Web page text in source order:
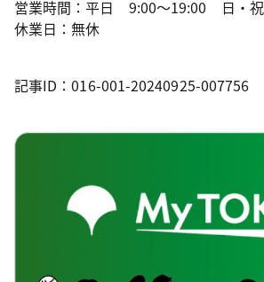
営業時間：平日 9:00～19:00 日・
休業日：無休
記事ID：016-001-20240925-007756